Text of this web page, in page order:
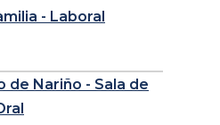
- Laboral
de Nariño - Sala de